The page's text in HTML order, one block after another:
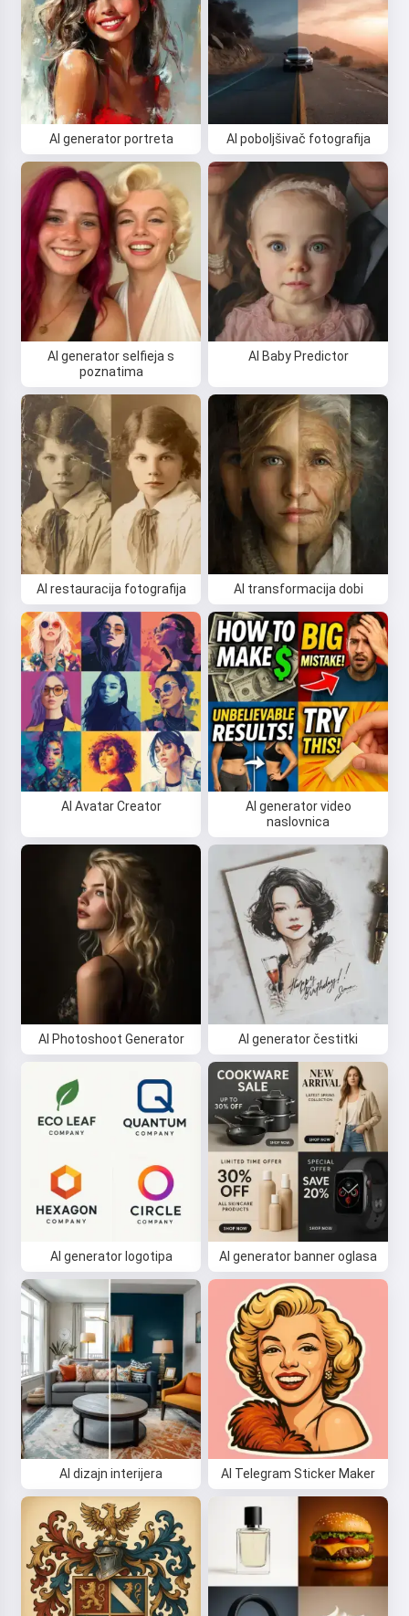
AI generator portreta AI poboljšivač fotografija
AI generator selfieja s
poznatima
AI Baby Predictor
AI restauracija fotografija AI transformacija dobi
AI Avatar Creator
AI generator video
naslovnica
AI Photoshoot Generator AI generator čestitki
AI generator logotipa AI generator banner oglasa
AI dizajn interijera AI Telegram Sticker Maker
Bok 👋
Mogu stvarati pjesme, pisati
stihove i čestitke 🥰
Isprobaj